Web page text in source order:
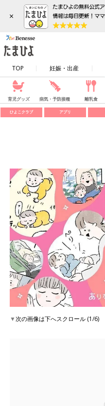
×
TOP 妊娠・出産
育児グッズ 病気・予防接種 離乳食
ひよこクラブ アプリ
▼次の画像は下へスクロール (1/6)